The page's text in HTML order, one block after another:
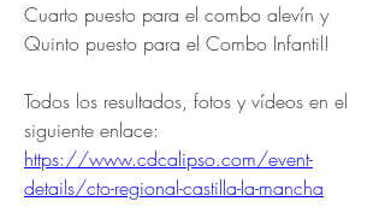
Cuarto puesto para el combo alevín y
Quinto puesto para el Combo Infantil!
Todos los resultados, fotos y vídeos en el
siguiente enlace:
https://www.cdcalipso.com/event-
details/cto-regional-castilla-la-mancha